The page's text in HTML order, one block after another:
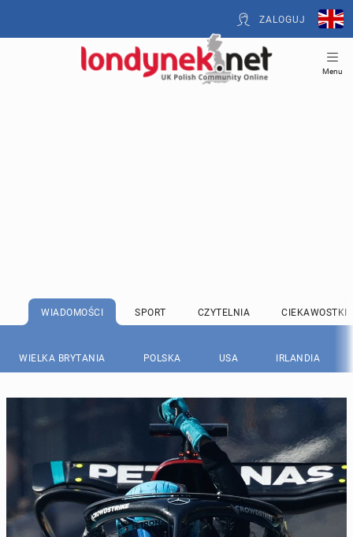
ZALOGUJ
Menu
WIADOMOŚCI SPORT CZYTELNIA CIEKAWOSTKI
WIELKA BRYTANIA POLSKA USA IRLANDIA